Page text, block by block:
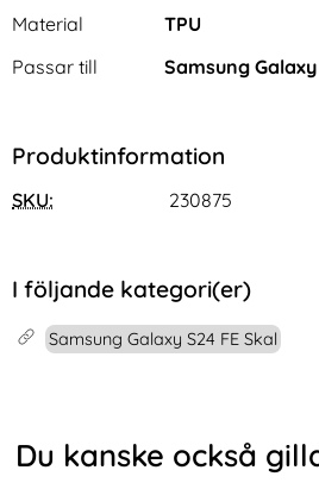
Material
TPU
Passar till
Samsung Galaxy
Produktinformation
SKU: 230875
I följande kategori(er)
Samsung Galaxy S24 FE Skal
Du kanske också